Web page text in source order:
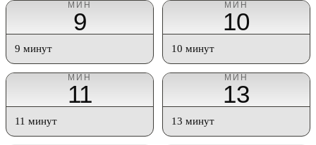
МИН
9
9 минут
МИН
10
10 минут
МИН
11
11 минут
МИН
13
13 минут